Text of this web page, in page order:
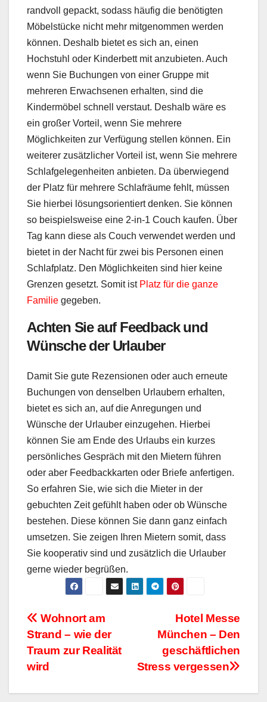
randvoll gepackt, sodass häufig die benötigten
Möbelstücke nicht mehr mitgenommen werden
können. Deshalb bietet es sich an, einen
Hochstuhl oder Kinderbett mit anzubieten. Auch
wenn Sie Buchungen von einer Gruppe mit
mehreren Erwachsenen erhalten, sind die
Kindermöbel schnell verstaut. Deshalb wäre es
ein großer Vorteil, wenn Sie mehrere
Möglichkeiten zur Verfügung stellen können. Ein
weiterer zusätzlicher Vorteil ist, wenn Sie mehrere
Schlafgelegenheiten anbieten. Da überwiegend
der Platz für mehrere Schlafräume fehlt, müssen
Sie hierbei lösungsorientiertdenken. Sie können
so beispielsweise eine 2-in-1 Couch kaufen. Über
Tag kann diese als Couch verwendet werden und
bietet in der Nacht für zwei bis Personen einen
Schlafplatz. Den Möglichkeiten sind hier keine
Grenzen gesetzt. Somit ist Platz für die ganze
Familie gegeben.
Achten Sie auf Feedback und
Wünsche der Urlauber
Damit Sie gute Rezensionen oder auch erneute
Buchungen von denselben Urlaubern erhalten,
bietet es sich an, auf die Anregungen und
Wünsche der Urlauber einzugehen. Hierbei
können Sie am Ende des Urlaubs ein kurzes
persönliches Gespräch mit den Mietern führen
oder aber Feedbackkarten oder Briefe anfertigen.
So erfahren Sie, wie sich die Mieter in der
gebuchten Zeit gefühlt haben oder ob Wünsche
bestehen. Diese können Sie dann ganz einfach
umsetzen. Sie zeigen Ihren Mietern somit, dass
Sie kooperativ sind und zusätzlich die Urlauber
gerne wieder begrüßen.
BeitragsnavigationHotel Messe
München – Den
geschäftlichen
Stress vergessen
Wohnort am
Strand – wie der
Traum zur Realität
wird